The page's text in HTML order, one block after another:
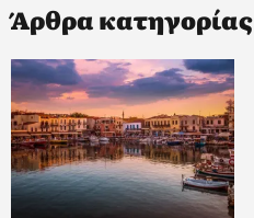
Άρθρα κατηγορίας